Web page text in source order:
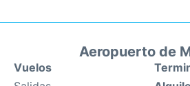
Aeropuerto de
Vuelos